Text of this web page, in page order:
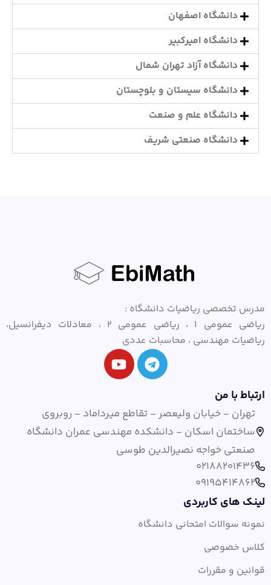
دانشگاه اصفهان
دانشگاه امیرکبیر
دانشگاه آزاد تهران شمال
دانشگاه سیستان و بلوچستان
دانشگاه علم و صنعت
دانشگاه صنعتی شریف
مدرس تخصصی ریاضیات دانشگاه :
ریاضی عمومی ۱ ، ریاضی عمومی ۲ ، معادلات دیفرانسیل،
ریاضیات مهندسی ، محاسبات عددی
ارتباط با من
تهران - خیابان ولیعصر - تقاطع میرداماد - روبروی
ساختمان اسکان - دانشکده مهندسی عمران دانشگاه
صنعتی خواجه نصیرالدین طوسی
02188201436
09195414862
لینک های کاربردی
نمونه سوالات امتحانی دانشگاه
کلاس خصوصی
قوانین و مقررات